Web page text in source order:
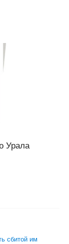
Урала
сбитой им